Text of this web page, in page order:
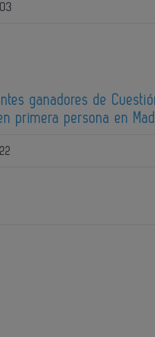
ganadores de
primera persona en